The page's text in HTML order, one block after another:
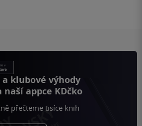
klubové výhody
naší appce KDčko
přečteme tisíce knih